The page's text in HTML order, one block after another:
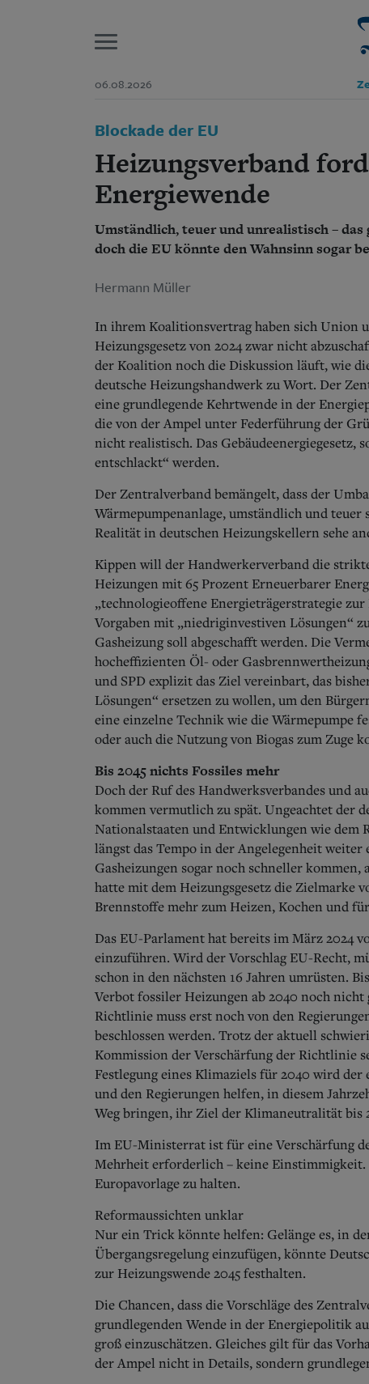
06.08.2026
Start
Aktuelle Ausgabe
Abonnenten-Login
Abonnent werden
Abo Prämien
Archiv
Mediadaten
Suchen und finden
Blockade der EU
Heizungsverband
Energiewende
Umständlich, teuer und unrealistisch –
doch die EU könnte den Wahnsinn sogar
Hermann Müller
In ihrem Koalitionsvertrag haben sich Union
Heizungsgesetz von 2024 zwar nicht
der Koalition noch die Diskussion läuft, wie
deutsche Heizungshandwerk zu Wort. Der
eine grundlegende Kehrtwende in der
die von der Ampel unter Federführung der
nicht realistisch. Das Gebäudeenergiegesetz,
entschlackt“ werden.
Der Zentralverband bemängelt, dass der
Wärmepumpenanlage, umständlich und
Realität in deutschen Heizungskellern sehe
Kippen will der Handwerkerverband die
Heizungen mit 65 Prozent Erneuerbarer
„technologieoffene Energieträgerstrategie
Vorgaben mit „niedriginvestiven Lösungen“
Gasheizung soll abgeschafft werden. Die
hocheffizienten Öl- oder
und SPD explizit das Ziel vereinbart, das
Lösungen“ ersetzen zu wollen, um den
eine einzelne Technik wie die Wärmepumpe
oder auch die Nutzung von Biogas zum Zuge
Bis 2045 nichts Fossiles mehr
Doch der Ruf des Handwerksverbandes und
kommen vermutlich zu spät. Ungeachtet der
Nationalstaaten und Entwicklungen wie dem
längst das Tempo in der Angelegenheit
Gasheizungen sogar noch schneller
hatte mit dem Heizungsgesetz die Zielmarke
Brennstoffe mehr zum Heizen, Kochen und
Das EU-Parlament hat bereits im März 2024
einzuführen. Wird der Vorschlag EU-Recht,
schon in den nächsten 16 Jahren umrüsten.
Verbot fossiler Heizungen ab 2040 noch
Richtlinie muss erst noch von den
beschlossen werden. Trotz der aktuell
Kommission der Verschärfung der Richtlinie
Festlegung eines Klimaziels für 2040 wird
und den Regierungen helfen, in diesem
Weg bringen, ihr Ziel der Klimaneutralität bis
Im EU-Ministerrat ist für eine Verschärfung
Mehrheit erforderlich – keine Einstimmigkeit.
Europavorlage zu halten.
Reformaussichten unklar
Nur ein Trick könnte helfen: Gelänge es, in
Übergangsregelung einzufügen, könnte
zur Heizungswende 2045 festhalten.
Die Chancen, dass die Vorschläge des
grundlegenden Wende in der Energiepolitik
groß einzuschätzen. Gleiches gilt für das
der Ampel nicht in Details, sondern